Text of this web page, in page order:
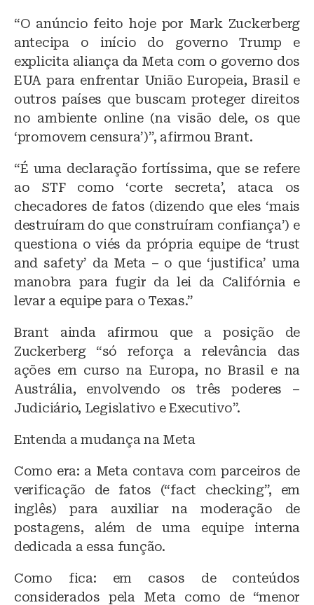
“O anúncio feito hoje por Mark Zuckerberg
antecipa o início do governo Trump e
explicita aliança da Meta com o governo dos
EUA para enfrentar União Europeia, Brasil e
outros países que buscam proteger direitos
no ambiente online (na visão dele, os que
‘promovem censura’)”, afirmou Brant.
“É uma declaração fortíssima, que se refere
ao STF como ‘corte secreta’, ataca os
checadores de fatos (dizendo que eles ‘mais
destruíram do que construíram confiança’) e
questiona o viés da própria equipe de ‘trust
and safety’ da Meta – o que ‘justifica’ uma
manobra para fugir da lei da Califórnia e
levar a equipe para o Texas.”
Brant ainda afirmou que a posição de
Zuckerberg “só reforça a relevância das
ações em curso na Europa, no Brasil e na
Austrália, envolvendo os três poderes –
Judiciário, Legislativo e Executivo”.
Entenda a mudança na Meta
Como era: a Meta contava com parceiros de
verificação de fatos (“fact checking”, em
inglês) para auxiliar na moderação de
postagens, além de uma equipe interna
dedicada a essa função.
Como fica: em casos de conteúdos
considerados pela Meta como de “menor